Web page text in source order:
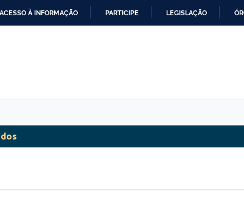
ACESSO À INFORMAÇÃO PARTICIPE LEGISLAÇÃO